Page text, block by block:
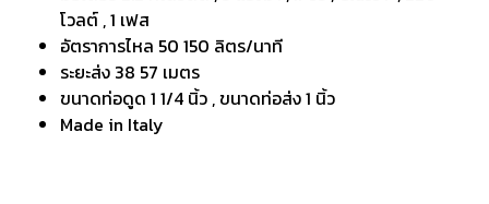
โวลต์ , 1 เฟส
อัตราการไหล 50 150 ลิตร/นาที
ระยะส่ง 38 57 เมตร
ขนาดท่อดูด 1 1/4 นิ้ว , ขนาดท่อส่ง 1 นิ้ว
Made in Italy